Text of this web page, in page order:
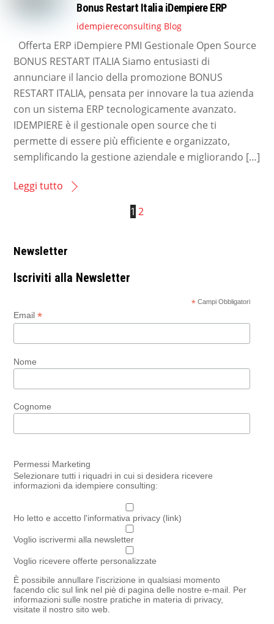
Bonus Restart Italia iDempiere ERP
idempiereconsulting Blog
Offerta ERP iDempiere PMI Gestionale Open Source
BONUS RESTART ITALIA Siamo entusiasti di
annunciare il lancio della promozione BONUS
RESTART ITALIA, pensata per innovare la tua azienda
con un sistema ERP tecnologicamente avanzato.
IDEMPIERE è il gestionale open source che ti
permette di essere più efficiente e organizzato,
semplificando la gestione aziendale e migliorando […]
Leggi tutto
1 2
Newsletter
Iscriviti alla Newsletter
* Campi Obbligatori
Email*
Nome
Cognome
Permessi Marketing
Selezionare tutti i riquadri in cui si desidera ricevere
informazioni da idempiere consulting:
Ho letto e accetto l'informativa privacy (link)
Voglio iscrivermi alla newsletter
Voglio ricevere offerte personalizzate
È possibile annullare l'iscrizione in qualsiasi momento
facendo clic sul link nel piè di pagina delle nostre e-mail. Per
informazioni sulle nostre pratiche in materia di privacy,
visitate il nostro sito web.